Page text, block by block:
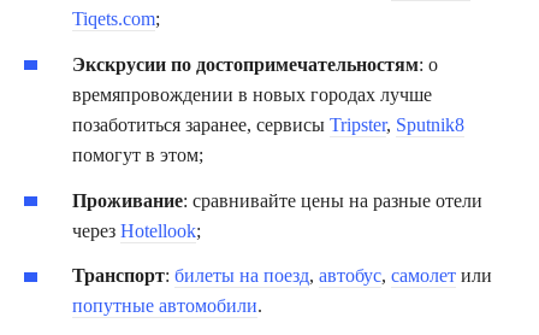
Tiqets.com;
Экскрусии по достопримечательностям: о
времяпровождении в новых городах лучше
позаботиться заранее, сервисы Tripster, Sputnik8
помогут в этом;
Проживание: сравнивайте цены на разные отели
через Hotellook;
Транспорт: билеты на поезд, автобус, самолет или
попутные автомобили.